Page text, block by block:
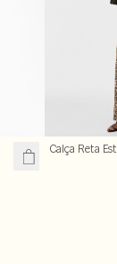
Calça Reta